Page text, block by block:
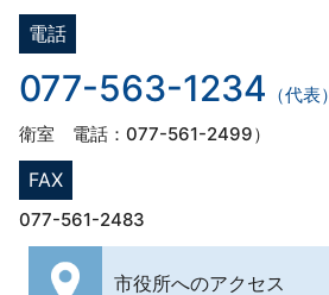
電話
077-563-1234 （代表）
衛室 電話：077-561-2499）
FAX
077-561-2483
市役所へのアクセス